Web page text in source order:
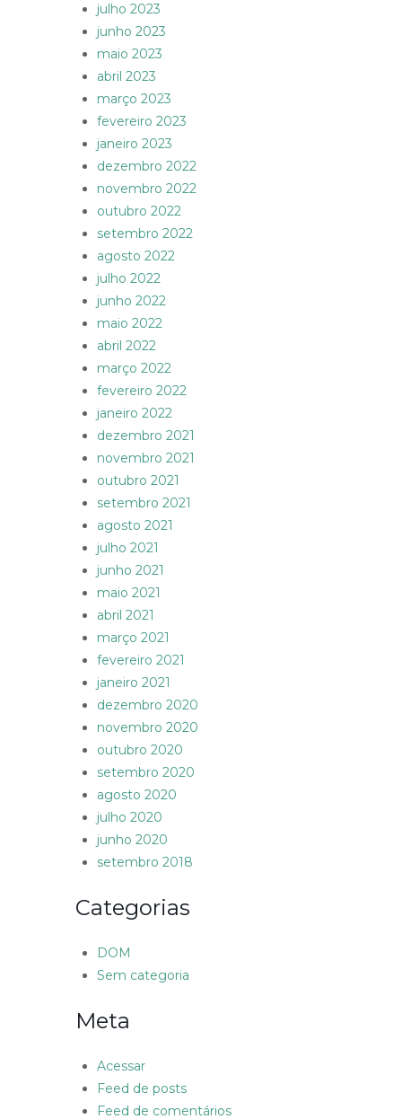
julho 2023
junho 2023
maio 2023
abril 2023
março 2023
fevereiro 2023
janeiro 2023
dezembro 2022
novembro 2022
outubro 2022
setembro 2022
agosto 2022
julho 2022
junho 2022
maio 2022
abril 2022
março 2022
fevereiro 2022
janeiro 2022
dezembro 2021
novembro 2021
outubro 2021
setembro 2021
agosto 2021
julho 2021
junho 2021
maio 2021
abril 2021
março 2021
fevereiro 2021
janeiro 2021
dezembro 2020
novembro 2020
outubro 2020
setembro 2020
agosto 2020
julho 2020
junho 2020
setembro 2018
Categorias
DOM
Sem categoria
Meta
Acessar
Feed de posts
Feed de comentários